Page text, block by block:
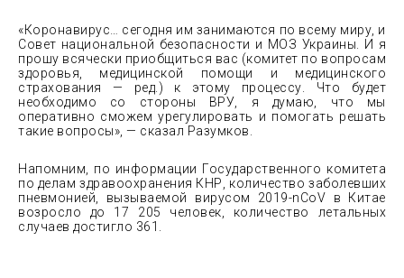
«Коронавирус… сегодня им занимаются по всему миру, и
Совет национальной безопасности и МОЗ Украины. И я
прошу всячески приобщиться вас (комитет по вопросам
здоровья, медицинской помощи и медицинского
страхования — ред.) к этому процессу. Что будет
необходимо со стороны ВРУ, я думаю, что мы
оперативно сможем урегулировать и помогать решать
такие вопросы», — сказал Разумков.
Напомним, по информации Государственного комитета
по делам здравоохранения КНР, количество заболевших
пневмонией, вызываемой вирусом 2019-nCoV в Китае
возросло до 17 205 человек, количество летальных
случаев достигло 361.